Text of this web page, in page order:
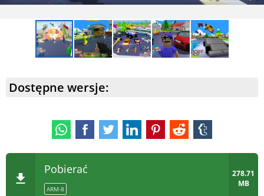
Dostępne wersje:
Pobierać
ARM-8
278.71
MB